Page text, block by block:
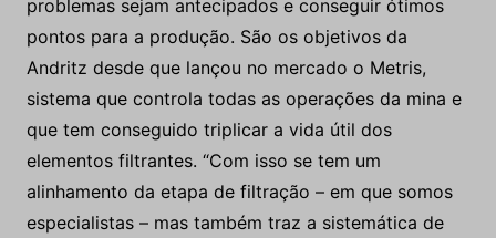
problemas sejam antecipados e conseguir ótimos
pontos para a produção. São os objetivos da
Andritz desde que lançou no mercado o Metris,
sistema que controla todas as operações da mina e
que tem conseguido triplicar a vida útil dos
elementos filtrantes. “Com isso se tem um
alinhamento da etapa de filtração – em que somos
especialistas – mas também traz a sistemática de